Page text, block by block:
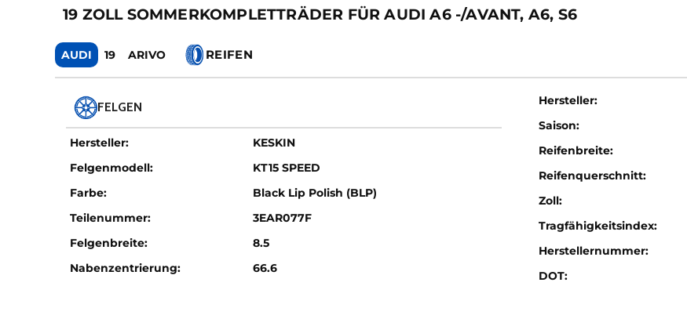
19 ZOLL SOMMERKOMPLETTRÄDER FÜR AUDI A6 -/AVANT, A6, S6
AUDI 19 ARIVO REIFEN
FELGEN
Hersteller:
KESKIN
Felgenmodell:
KT15 SPEED
Farbe:
Black Lip Polish (BLP)
Teilenummer:
3EAR077F
Felgenbreite:
8.5
Nabenzentrierung:
66.6
Hersteller:
Saison:
Reifenbreite:
Reifenquerschnitt:
Zoll:
Tragfähigkeitsindex:
Herstellernummer:
DOT: